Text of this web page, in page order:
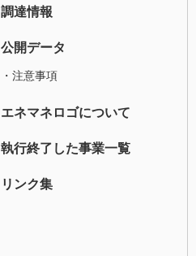
調達情報
公開データ
・注意事項
エネマネロゴについて
執行終了した事業一覧
リンク集